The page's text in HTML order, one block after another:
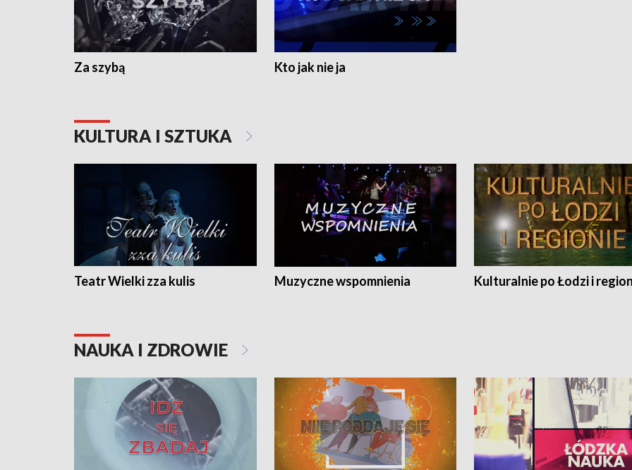
Za szybą Kto jak nie ja
KULTURA I SZTUKA
Teatr Wielki zza kulis Muzyczne wspomnienia Kulturalnie po Łodzi i
NAUKA I ZDROWIE